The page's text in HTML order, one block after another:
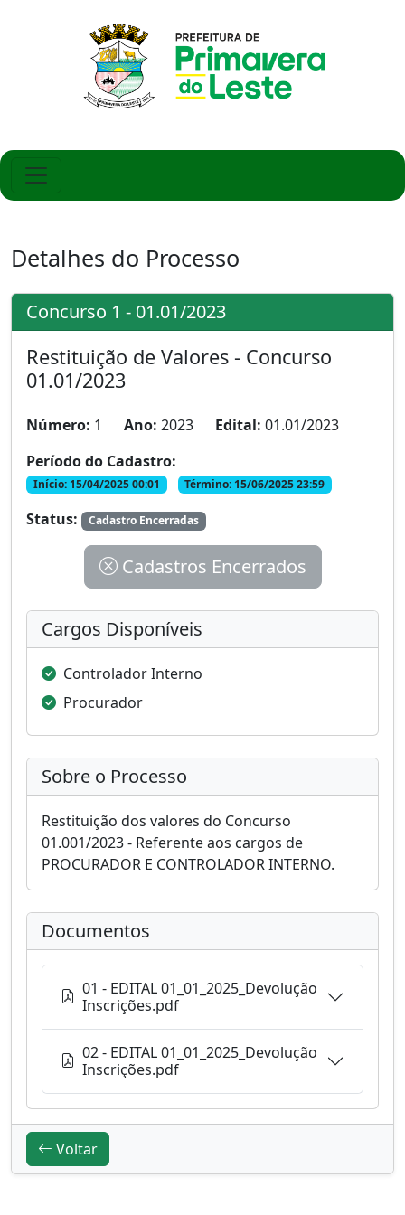
Detalhes do Processo
Concurso 1 - 01.01/2023
Restituição de Valores - Concurso
01.01/2023
Número: 1 Ano: 2023 Edital: 01.01/2023
Período do Cadastro:
Início: 15/04/2025 00:01 Término: 15/06/2025 23:59
Status: Cadastro Encerradas
Cadastros Encerrados
Cargos Disponíveis
Controlador Interno
Procurador
Sobre o Processo
Restituição dos valores do Concurso
01.001/2023 - Referente aos cargos de
PROCURADOR E CONTROLADOR INTERNO.
Documentos
01 - EDITAL 01_01_2025_Devolução
Inscrições.pdf
02 - EDITAL 01_01_2025_Devolução
Inscrições.pdf
Voltar